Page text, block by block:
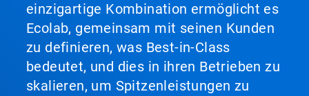
einzigartige Kombination ermöglicht es
Ecolab, gemeinsam mit seinen Kunden
zu definieren, was Best-in-Class
bedeutet, und dies in ihren Betrieben zu
skalieren, um Spitzenleistungen zu